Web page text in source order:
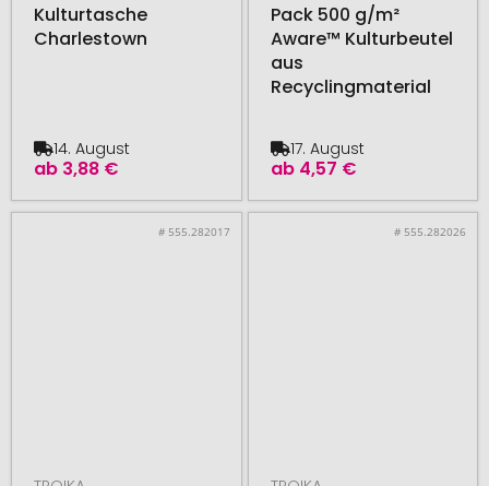
Kulturtasche
Charlestown
ab 3,88 €
14. August
Pack 500 g/m²
Aware™ Kulturbeutel
aus
Recyclingmaterial
ab 4,57 €
17. August
# 555.282017 # 555.282026